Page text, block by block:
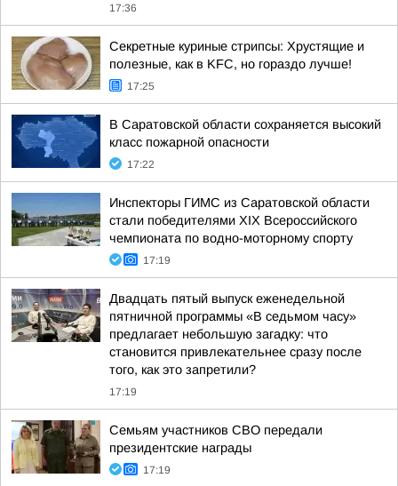
17:36
Секретные куриные стрипсы: Хрустящие и
полезные, как в KFC, но гораздо лучше!
17:25
В Саратовской области сохраняется высокий
класс пожарной опасности
17:22
Инспекторы ГИМС из Саратовской области
стали победителями XIX Всероссийского
чемпионата по водно-моторному спорту
17:19
Двадцать пятый выпуск еженедельной
пятничной программы «В седьмом часу»
предлагает небольшую загадку: что
становится привлекательнее сразу после
того, как это запретили?
17:19
Семьям участников СВО передали
президентские награды
17:19